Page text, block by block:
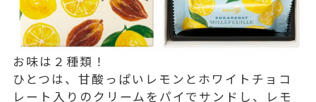
お味は２種類！
ひとつは、甘酸っぱいレモンとホワイトチョコ
レート入りのクリームをパイでサンドし、レモ